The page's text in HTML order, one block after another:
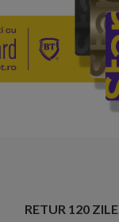
RETUR 120 ZILE